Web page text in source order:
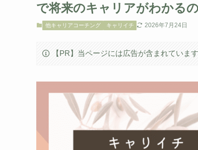
で将来のキャリアがわかる
他キャリアコーチング キャリイチ 2026年7月24日
【PR】当ページには広告が含まれています